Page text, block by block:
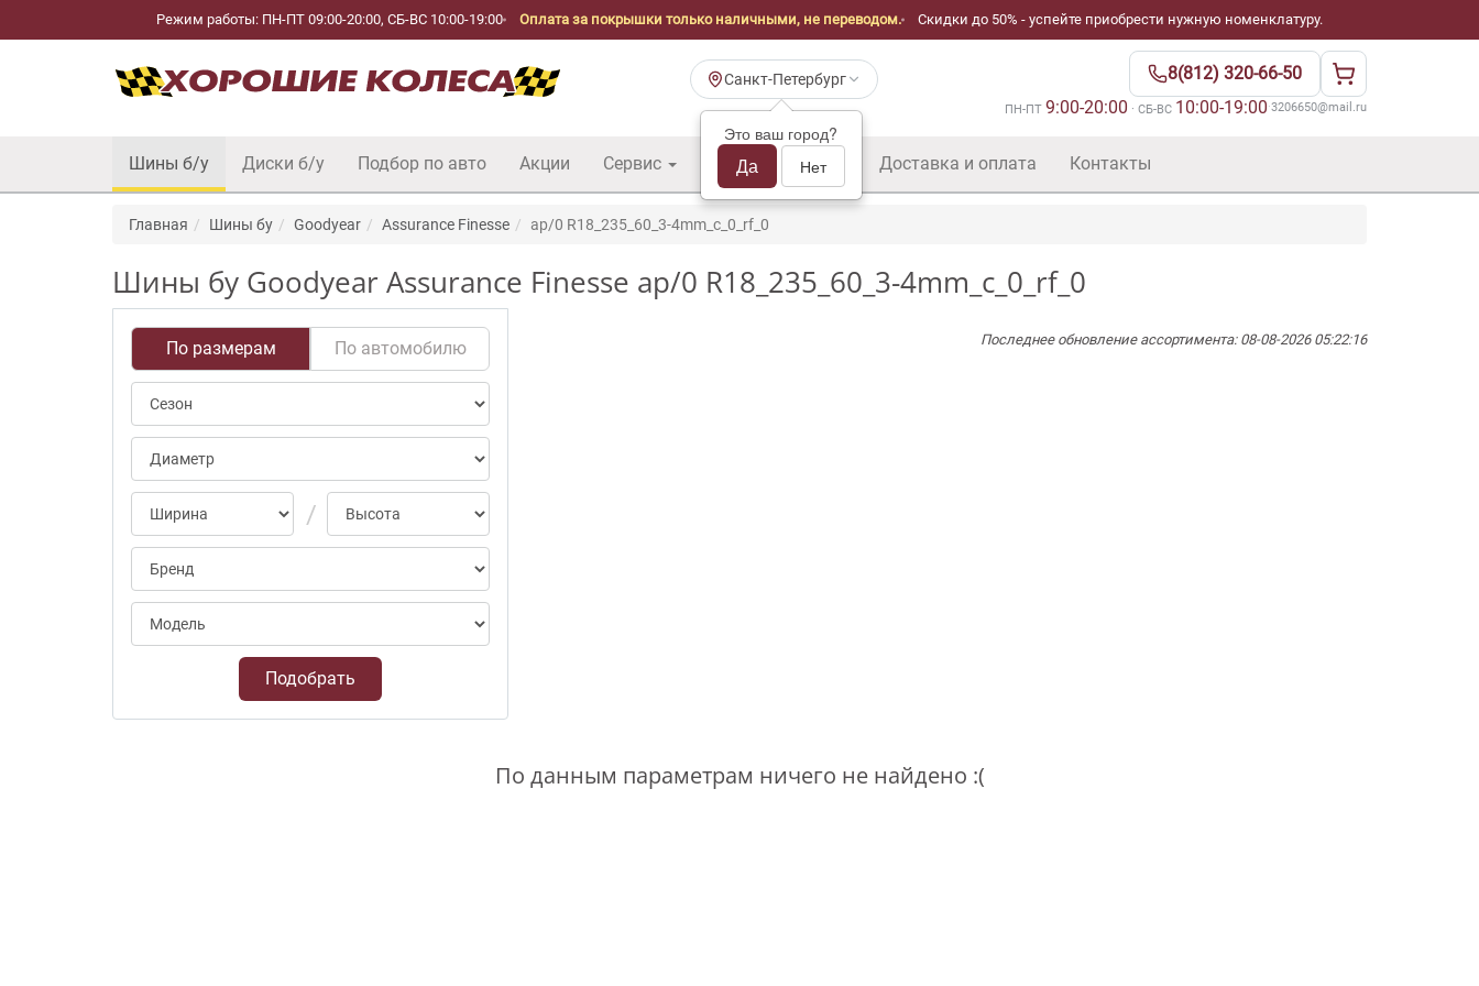
Режим работы: ПН-ПТ 09:00-20:00, СБ-ВС 10:00-19:00 Оплата за покрышки только наличными, не переводом. Скидки до 50% - успейте приобрести нужную номенклатуру.
Санкт-Петербург
Это ваш город?
Да Нет
8(812) 320-66-50
ПН-ПТ 9:00-20:00 · СБ-ВС 10:00-19:00·3206650@mail.ru
Шины б/у Диски б/у Подбор по авто Акции Сервис Шины б/у оптом Доставка и оплата Контакты
Главная Шины бу Goodyear Assurance Finesse ap/0 R18_235_60_3-4mm_c_0_rf_0
Шины бу Goodyear Assurance Finesse ap/0 R18_235_60_3-4mm_c_0_rf_0
По размерам По автомобилю
Подобрать
Последнее обновление ассортимента: 08-08-2026 05:22:16
По данным параметрам ничего не найдено :(